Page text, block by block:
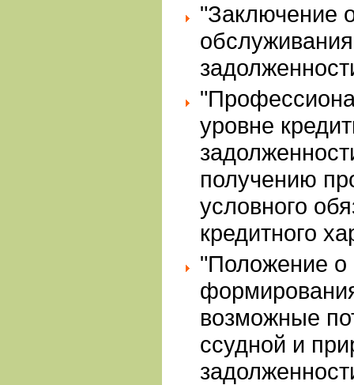
"Заключение
уровне
получению
условного
кредитного
"Положение о
возможные
ссудной и